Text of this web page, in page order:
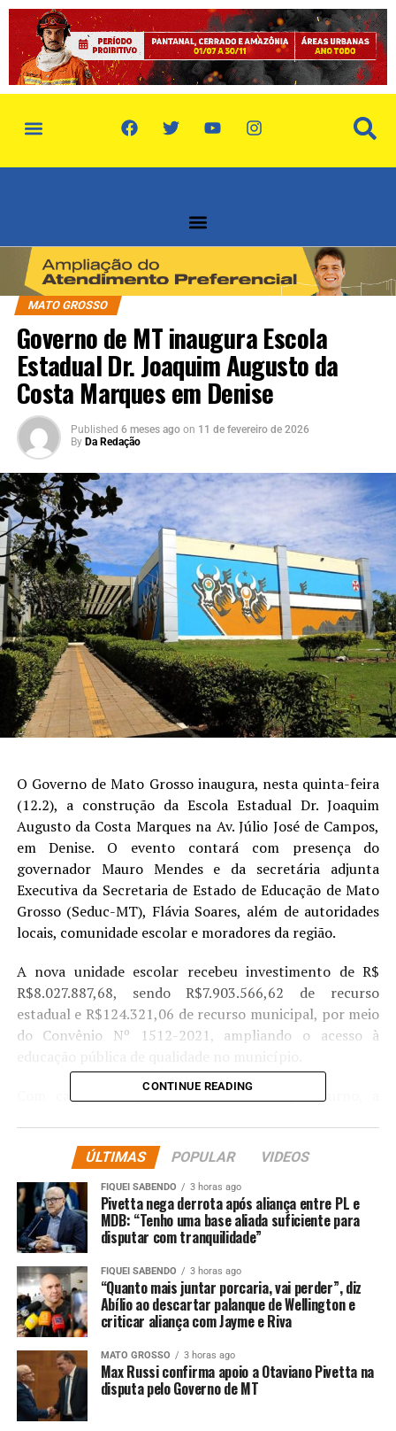
MATO GROSSO
Governo de MT inaugura Escola
Estadual Dr. Joaquim Augusto da
Costa Marques em Denise
Published 6 meses ago on 11 de fevereiro de 2026
By Da Redação
O Governo de Mato Grosso inaugura, nesta quinta-feira
(12.2), a construção da Escola Estadual Dr. Joaquim
Augusto da Costa Marques na Av. Júlio José de Campos,
em Denise. O evento contará com presença do
governador Mauro Mendes e da secretária adjunta
Executiva da Secretaria de Estado de Educação de Mato
Grosso (Seduc-MT), Flávia Soares, além de autoridades
locais, comunidade escolar e moradores da região.
A nova unidade escolar recebeu investimento de R$
R$8.027.887,68, sendo R$7.903.566,62 de recurso
estadual e R$124.321,06 de recurso municipal, por meio
do Convênio Nº 1512-2021, ampliando o acesso à
Com capacidade para 480 estudantes por turno, a
poliesportiva distribuídas em uma área construída de
3.165,78 metros quadrados.
A obra integra os investimentos do Governo do Estado
na modernização da Rede Estadual de Ensino, com foco
na ampliação de vagas, melhoria da infraestrutura
escolar e garantia de ambientes adequados para o
processo de ensino e aprendizagem.
Serviço
O quê: Inauguração da construção da Escola Estadual
Dr. Joaquim Augusto da Costa Marques
CONTINUE READING
ÚLTIMAS POPULAR VIDEOS
FIQUEI SABENDO 3 horas ago
Pivetta nega derrota após aliança entre PL e
MDB: “Tenho uma base aliada suficiente para
disputar com tranquilidade”
FIQUEI SABENDO 3 horas ago
“Quanto mais juntar porcaria, vai perder”, diz
Abílio ao descartar palanque de Wellington e
criticar aliança com Jayme e Riva
MATO GROSSO 3 horas ago
Max Russi confirma apoio a Otaviano Pivetta na
disputa pelo Governo de MT